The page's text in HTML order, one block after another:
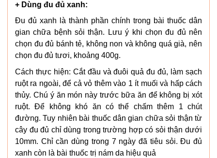
+ Dùng đu đủ xanh:
Đu đủ xanh là thành phần chính trong bài thuốc dân
gian chữa bệnh sỏi thận. Lưu ý khi chọn đu đủ nên
chọn đu đủ bánh tẻ, không non và không quá già, nên
chọn đu đủ tươi, khoảng 400g.
Cách thực hiện: Cắt đầu và đuôi quả đu đủ, làm sạch
ruột ra ngoài, để cả vỏ thêm vào 1 ít muối và hấp cách
thủy. Chú ý ăn món này trước bữa ăn để không bị xót
ruột. Để không khó ăn có thể chấm thêm 1 chút
đường. Tuy nhiên bài thuốc dân gian chữa sỏi thận từ
cây đu đủ chỉ dùng trong trường hợp có sỏi thận dưới
10mm. Chỉ cần dùng trong 7 ngày đã tiêu sỏi. Đu đủ
xanh còn là bài thuốc trị nám da hiệu quả